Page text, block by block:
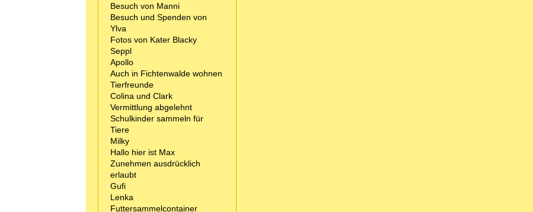
Besuch von Manni
Besuch und Spenden von
Ylva
Fotos von Kater Blacky
Seppl
Apollo
Auch in Fichtenwalde wohnen
Tierfreunde
Colina und Clark
Vermittlung abgelehnt
Schulkinder sammeln für
Tiere
Milky
Hallo hier ist Max
Zunehmen ausdrücklich
erlaubt
Gufi
Lenka
Futtersammelcontainer